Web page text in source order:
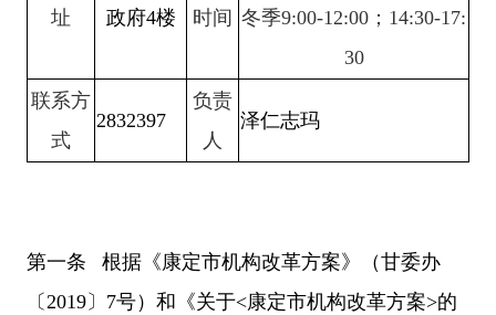
址
政府4楼
时间 冬季9:00-12:00；14:30-17:
30
联系方
式
2832397
负责
人
泽仁志玛
第一条 根据《康定市机构改革方案》（甘委办
〔2019〕7号）和《关于<康定市机构改革方案>的